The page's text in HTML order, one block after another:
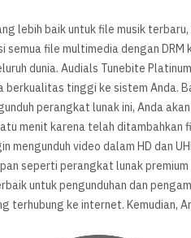
lebih baik untuk file musik
semua file multimedia dengan
dunia. Audials Tunebite
berkualitas tinggi ke sistem Anda.
perangkat lunak ini, Anda
menit karena telah ditambahkan
mengunduh video dalam HD dan
seperti perangkat lunak
untuk pengunduhan dan
terhubung ke internet. Kemudian,